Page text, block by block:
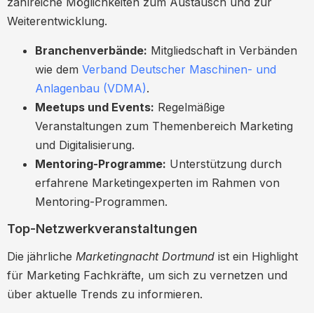
Weiterentwicklung.
Branchenverbände: Mitgliedschaft in Verbänden
wie dem Verband Deutscher Maschinen- und
Anlagenbau (VDMA).
Meetups und Events: Regelmäßige
Veranstaltungen zum Themenbereich Marketing
und Digitalisierung.
Mentoring-Programme: Unterstützung durch
erfahrene Marketingexperten im Rahmen von
Mentoring-Programmen.
Top-Netzwerkveranstaltungen
Die jährliche Marketingnacht Dortmund ist ein Highlight
für Marketing Fachkräfte, um sich zu vernetzen und
über aktuelle Trends zu informieren.